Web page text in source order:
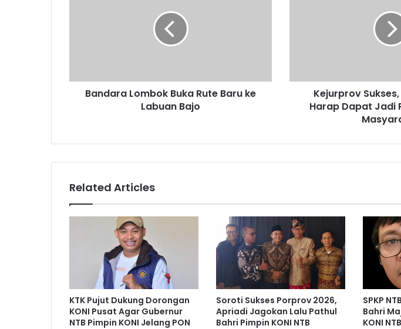
Bandara Lombok Buka Rute Baru ke
Labuan Bajo
Kejurprov
Harap Dapat Jadi
Related Articles
KTK Pujut Dukung Dorongan
KONI Pusat Agar Gubernur
NTB Pimpin KONI Jelang PON
Soroti Sukses Porprov 2026,
Apriadi Jagokan Lalu Pathul
Bahri Pimpin KONI NTB
SPKP
Bahri
KONI NTB